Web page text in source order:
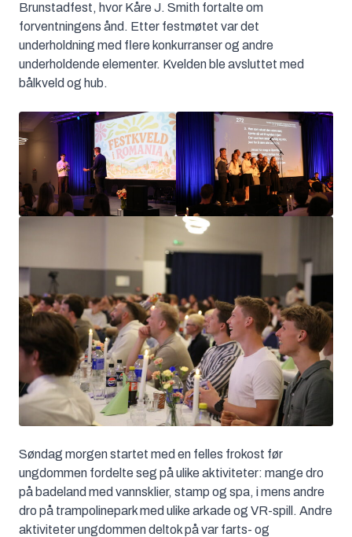
Brunstadfest, hvor Kåre J. Smith fortalte om
forventningens ånd. Etter festmøtet var det
underholdning med flere konkurranser og andre
underholdende elementer. Kvelden ble avsluttet med
bålkveld og hub.
Søndag morgen startet med en felles frokost før
ungdommen fordelte seg på ulike aktiviteter: mange dro
på badeland med vannsklier, stamp og spa, i mens andre
dro på trampolinepark med ulike arkade og VR-spill. Andre
aktiviteter ungdommen deltok på var farts- og